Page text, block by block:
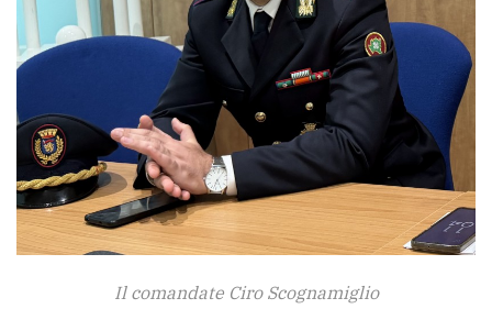
Il comandate Ciro Scognamiglio